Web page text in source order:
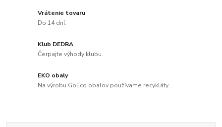
Vrátenie tovaru
Do 14 dní.
Klub DEDRA
Čerpajte výhody klubu.
EKO obaly
Na výrobu GoEco obalov používame recykláty.